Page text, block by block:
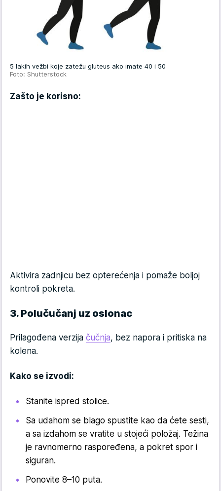
5 lakih vežbi koje zatežu gluteus ako imate 40 i 50
Foto: Shutterstock
Zašto je korisno:
Aktivira zadnjicu bez opterećenja i pomaže boljoj
kontroli pokreta.
3. Polučučanj uz oslonac
Prilagođena verzija čučnja, bez napora i pritiska na
kolena.
Kako se izvodi:
Stanite ispred stolice.
Sa udahom se blago spustite kao da ćete sesti,
a sa izdahom se vratite u stojeći položaj. Težina
je ravnomerno raspoređena, a pokret spor i
siguran.
Ponovite 8–10 puta.